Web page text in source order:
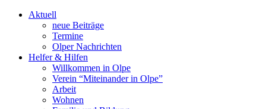
Aktuell
neue Beiträge
Termine
Olper Nachrichten
Helfer & Hilfen
Willkommen in Olpe
Verein “Miteinander in Olpe”
Arbeit
Wohnen